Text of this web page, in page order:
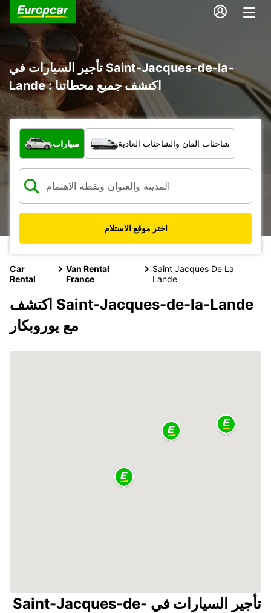
تأجير السيارات في Saint-Jacques-de-la-
Lande : اكتشف جميع محطاتنا
ما نوع المركبة؟
سيارات شاحنات الفان والشاحنات العادية
اختر موقع الاستلام
Car
Rental
Van Rental
France
Saint Jacques De La
Lande
اكتشف Saint-Jacques-de-la-Lande
مع يوروبكار
تأجير السيارات في Saint-Jacques-de-